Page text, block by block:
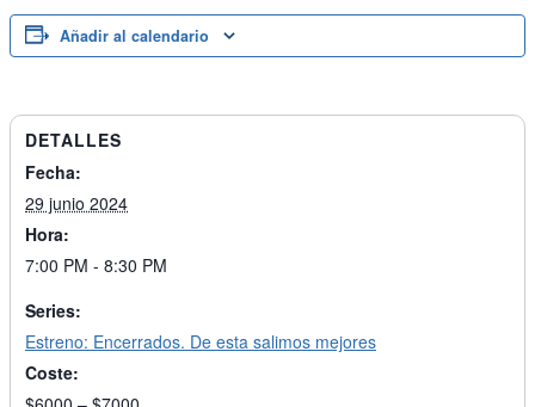
Añadir al calendario
DETALLES
Fecha:
29 junio 2024
Hora:
7:00 PM - 8:30 PM
Series:
Estreno: Encerrados. De esta salimos mejores
Coste: